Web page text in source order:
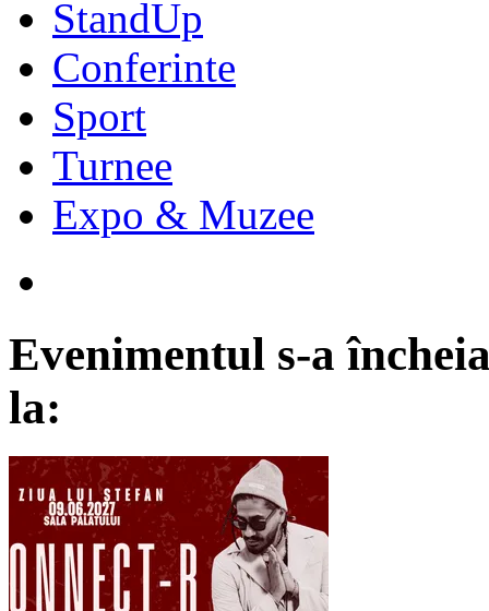
StandUp
Conferinte
Sport
Turnee
Expo & Muzee
Evenimentul s-a
la: